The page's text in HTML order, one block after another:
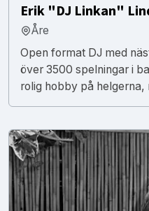
Erik "DJ Linkan"
Åre
Open format DJ med
över 3500 spelningar i
rolig hobby på helgerna,